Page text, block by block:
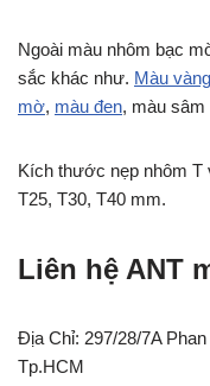
Ngoài màu nhôm bạc
sắc khác như. Màu
mờ, màu đen, màu sâm
Kích thước nẹp nhôm T
T25, T30, T40 mm.
Liên hệ ANT
Địa Chỉ: 297/28/7A
Tp.HCM